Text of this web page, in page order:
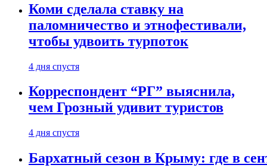
Коми сделала ставку на
паломничество и этнофестивали,
чтобы удвоить турпоток
4 дня спустя
Корреспондент “РГ” выяснила,
чем Грозный удивит туристов
4 дня спустя
Бархатный сезон в Крыму: где в